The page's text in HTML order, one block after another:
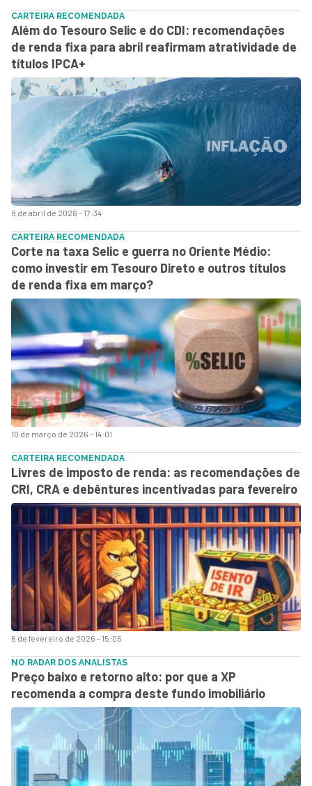
9 de abril de 2026 - 17:34
CARTEIRA RECOMENDADA
Além do Tesouro Selic e do CDI: recomendações
de renda fixa para abril reafirmam atratividade de
títulos IPCA+
10 de março de 2026 - 14:01
CARTEIRA RECOMENDADA
Corte na taxa Selic e guerra no Oriente Médio:
como investir em Tesouro Direto e outros títulos
de renda fixa em março?
6 de fevereiro de 2026 - 15:05
CARTEIRA RECOMENDADA
Livres de imposto de renda: as recomendações de
CRI, CRA e debêntures incentivadas para fevereiro
NO RADAR DOS ANALISTAS
Preço baixo e retorno alto: por que a XP
recomenda a compra deste fundo imobiliário